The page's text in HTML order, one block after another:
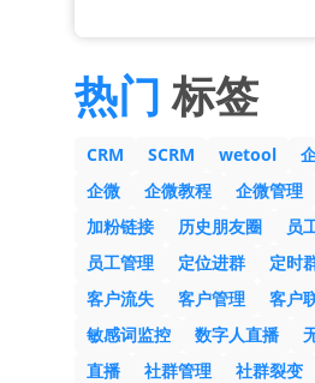
热门 标签
CRM SCRM wetool
企微
企微教程 企微管理
加粉链接
历史朋友圈 员
员工管理
定位进群 定时
客户流失
客户管理 客户
敏感词监控
数字人直播
直播
社群管理 社群裂变